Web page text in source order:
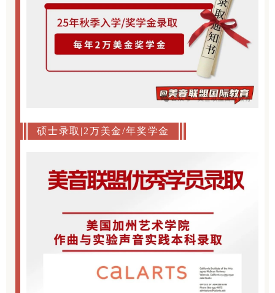
硕士录取|2万美金/年奖学金